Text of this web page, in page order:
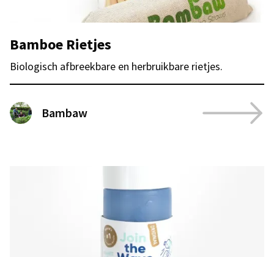
Bamboe Rietjes
Biologisch afbreekbare en herbruikbare rietjes.
Bambaw